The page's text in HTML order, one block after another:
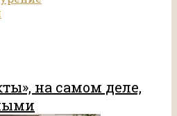
на самом деле,